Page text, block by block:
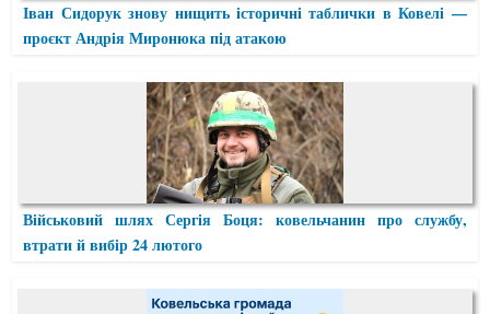
Іван Сидорук знову нищить історичні таблички в Ковелі —
проєкт Андрія Миронюка під атакою
Військовий шлях Сергія Боця: ковельчанин про службу,
втрати й вибір 24 лютого